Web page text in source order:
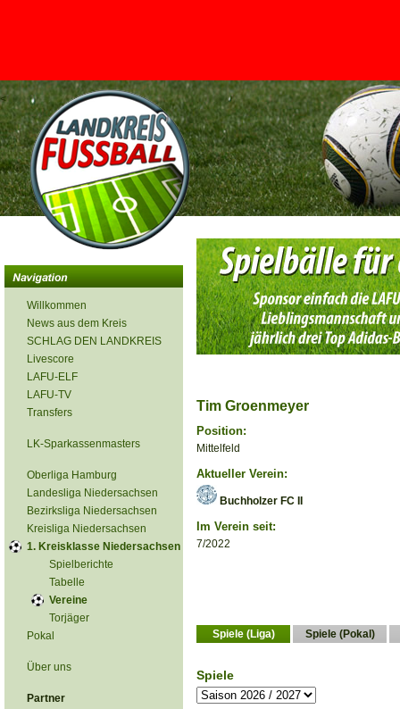
<
Willkommen
News aus dem Kreis
SCHLAG DEN LANDKREIS
Livescore
LAFU-ELF
LAFU-TV
Transfers
LK-Sparkassenmasters
Oberliga Hamburg
Landesliga Niedersachsen
Bezirksliga Niedersachsen
Kreisliga Niedersachsen
1. Kreisklasse Niedersachsen
Spielberichte
Tabelle
Vereine
Torjäger
Pokal
Über uns
Partner
Tim Groenmeyer
Position:
Mittelfeld
Aktueller Verein:
Buchholzer FC II
Im Verein seit:
7/2022
Spiele (Liga) Spiele (Pokal)
Spiele